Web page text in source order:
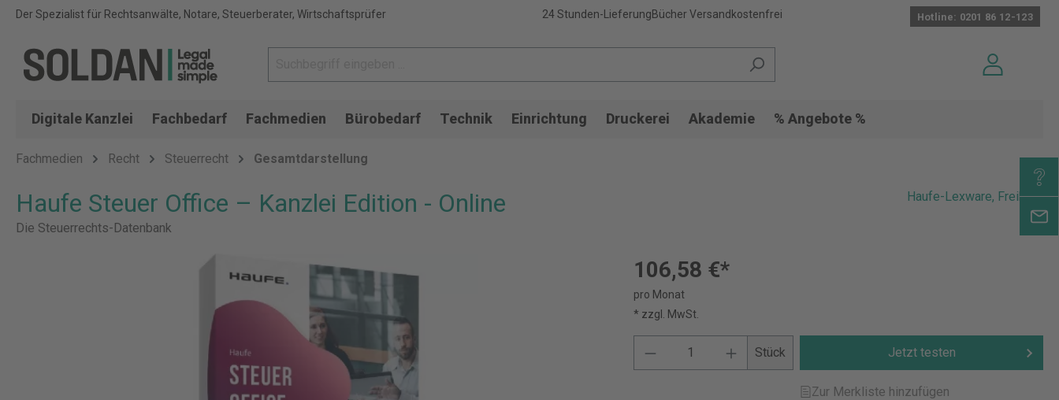
Der Spezialist für Rechtsanwälte, Notare, Steuerberater, Wirtschaftsprüfer 24 Stunden-LieferungBücher Versandkostenfrei Hotline: 0201 86 12-123
Digitale Kanzlei Fachbedarf Fachmedien Bürobedarf Technik Einrichtung Druckerei Akademie % Angebote %
Fachmedien Recht Steuerrecht Gesamtdarstellung
Haufe Steuer Office – Kanzlei Edition - Online
Die Steuerrechts-Datenbank
Haufe-Lexware, Freiburg
106,58 €*
pro Monat
* zzgl. MwSt.
Stück Jetzt testen
Zur Merkliste hinzufügen